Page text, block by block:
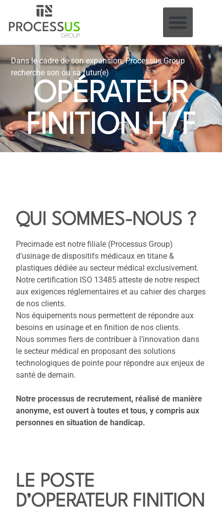
Dans le cadre de son expansion, Processus Group
recherche son ou sa futur(e)
OPÉRATEUR
FINITION H/F
QUI SOMMES-NOUS ?
Precimade est notre filiale (Processus Group)
d’usinage de dispositifs médicaux en titane &
plastiques dédiée au secteur médical exclusivement.
Notre certification ISO 13485 atteste de notre respect
aux exigences réglementaires et au cahier des charges
de nos clients.
Nos équipements nous permettent de répondre aux
besoins en usinage et en finition de nos clients.
Nous sommes fiers de contribuer à l’innovation dans
le secteur médical en proposant des solutions
technologiques de pointe pour répondre aux enjeux de
santé de demain.
Notre processus de recrutement, réalisé de manière
anonyme, est ouvert à toutes et tous, y compris aux
personnes en situation de handicap.
LE POSTE
D’OPERATEUR FINITION